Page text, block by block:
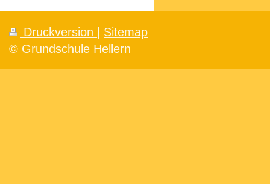
Druckversion | Sitemap
© Grundschule Hellern